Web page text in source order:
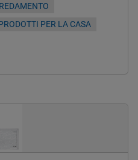
PER LA CASA